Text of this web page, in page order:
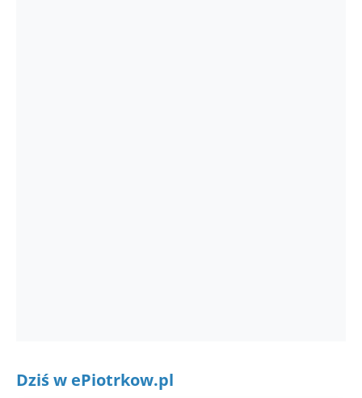
Dziś w ePiotrkow.pl